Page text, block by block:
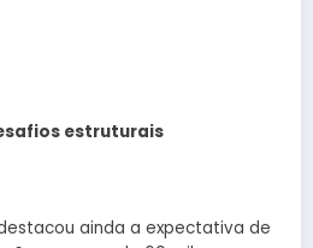
estruturais
ainda a expectativa de